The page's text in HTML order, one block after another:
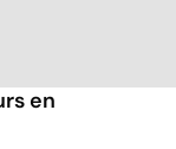
en